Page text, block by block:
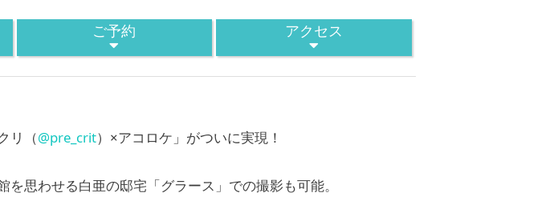
ご予約 アクセス
リ（@pre_crit）×アコロケ」がついに実現！
思わせる白亜の邸宅「グラース」での撮影も可能。